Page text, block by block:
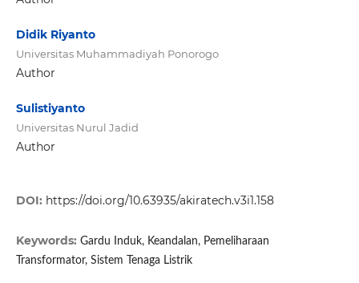
Didik Riyanto
Universitas Muhammadiyah Ponorogo
Author
Sulistiyanto
Universitas Nurul Jadid
Author
DOI: https://doi.org/10.63935/akiratech.v3i1.158
Keywords: Gardu Induk, Keandalan, Pemeliharaan
Transformator, Sistem Tenaga Listrik